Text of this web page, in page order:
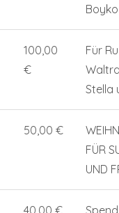
Boyko
100,00
€
Für
Stella
50,00 €
FÜR
UND
40,00 €